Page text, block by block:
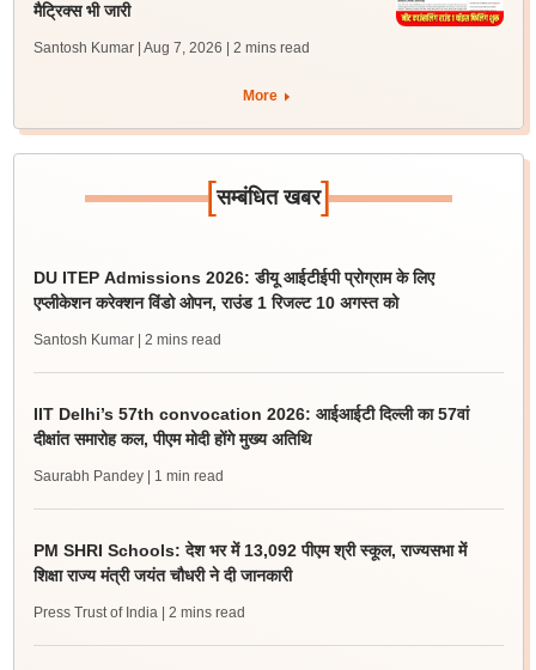
मैट्रिक्स भी जारी
Santosh Kumar | Aug 7, 2026 | 2 mins read
More
[सम्बंधित खबर]
DU ITEP Admissions 2026: डीयू आईटीईपी प्रोग्राम के लिए
एप्लीकेशन करेक्शन विंडो ओपन, राउंड 1 रिजल्ट 10 अगस्त को
Santosh Kumar | 2 mins read
IIT Delhi’s 57th convocation 2026: आईआईटी दिल्ली का 57वां
दीक्षांत समारोह कल, पीएम मोदी होंगे मुख्य अतिथि
Saurabh Pandey | 1 min read
PM SHRI Schools: देश भर में 13,092 पीएम श्री स्कूल, राज्यसभा में
शिक्षा राज्य मंत्री जयंत चौधरी ने दी जानकारी
Press Trust of India | 2 mins read